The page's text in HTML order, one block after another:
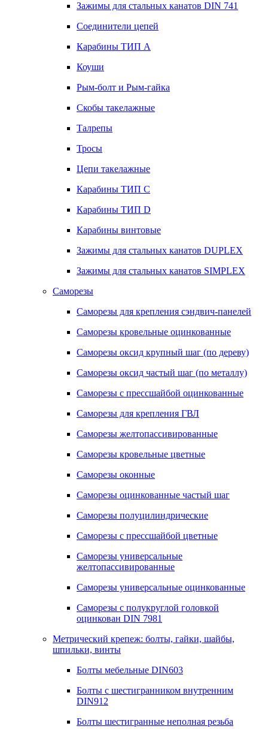
Зажимы для стальных канатов DIN 741
Соединители цепей
Карабины ТИП А
Коуши
Рым-болт и Рым-гайка
Скобы такелажные
Талрепы
Тросы
Цепи такелажные
Карабины ТИП C
Карабины ТИП D
Карабины винтовые
Зажимы для стальных канатов DUPLEX
Зажимы для стальных канатов SIMPLEX
Саморезы
Саморезы для крепления сэндвич-панелей
Саморезы кровельные оцинкованные
Саморезы оксид крупный шаг (по дереву)
Саморезы оксид частый шаг (по металлу)
Саморезы с прессшайбой оцинкованные
Саморезы для крепления ГВЛ
Саморезы желтопассивированные
Саморезы кровельные цветные
Саморезы оконные
Саморезы оцинкованные частый шаг
Саморезы полуцилиндрические
Саморезы с прессшайбой цветные
Саморезы универсальные
желтопассивированные
Саморезы универсальные оцинкованные
Саморезы с полукруглой головкой
оцинкован DIN 7981
Метрический крепеж: болты, гайки, шайбы,
шпильки, винты
Болты мебельные DIN603
Болты с шестигранником внутренним
DIN912
Болты шестигранные неполная резьба